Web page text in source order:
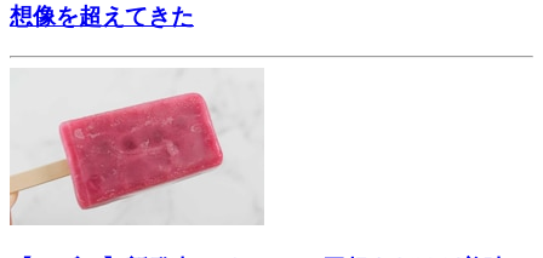
想像を超えてきた